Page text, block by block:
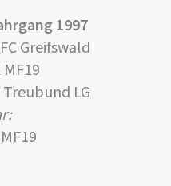
1997
Greifswald
LG